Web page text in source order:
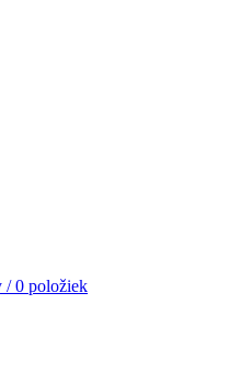
/ 0 položiek